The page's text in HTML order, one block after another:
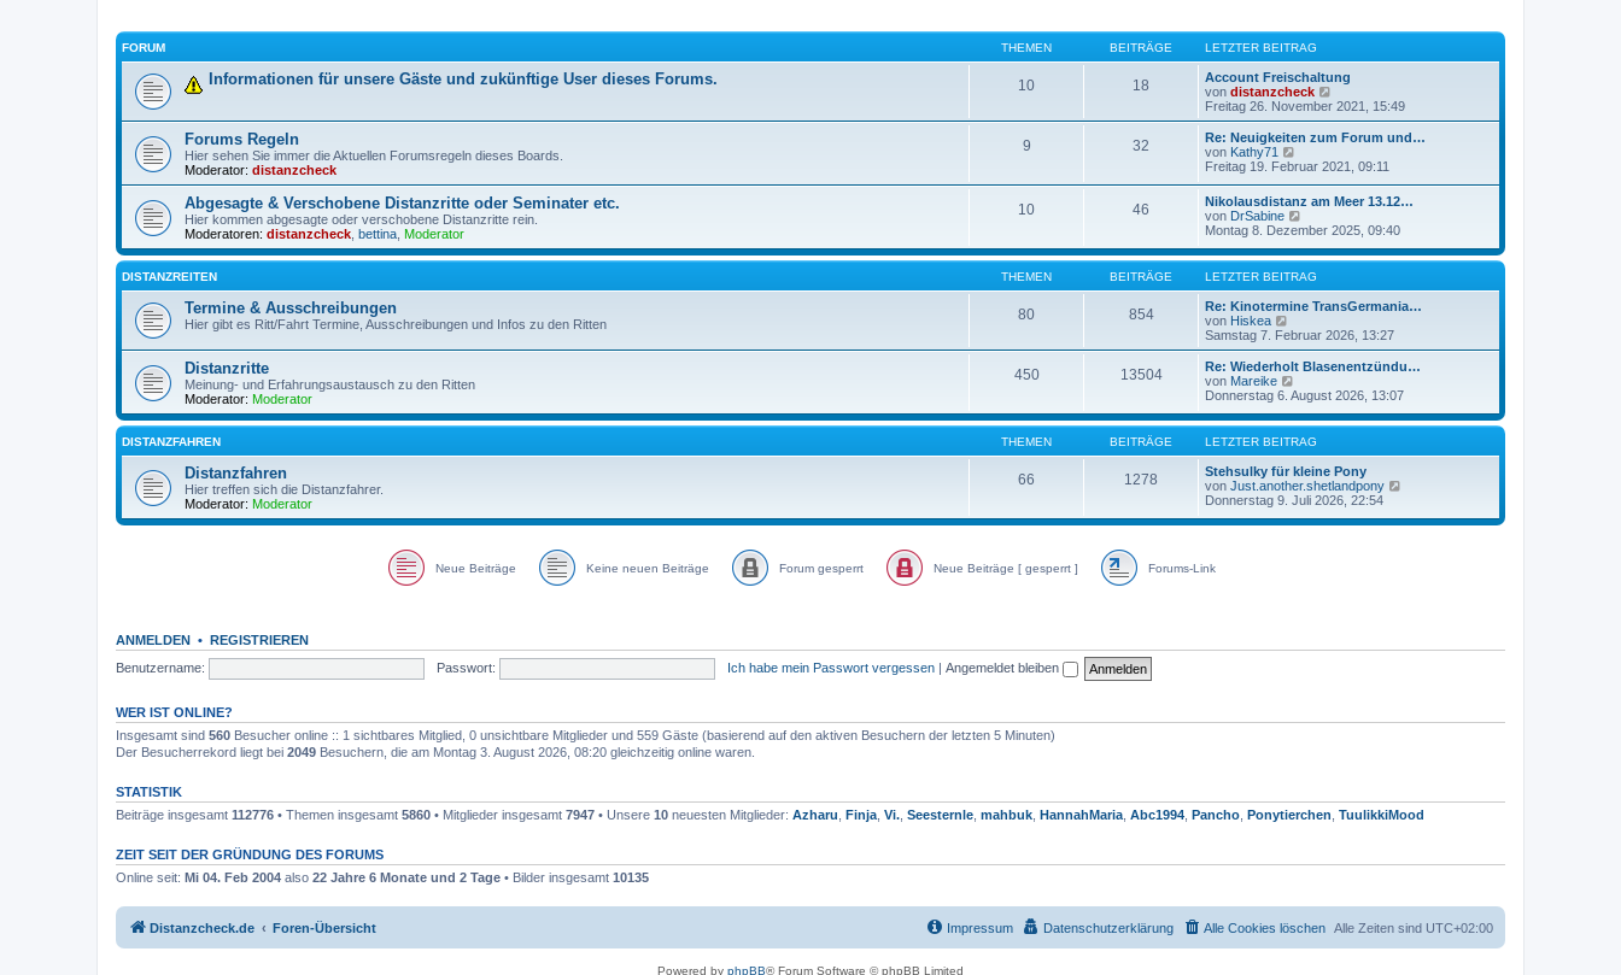
FORUM THEMEN BEITRÄGE LETZTER BEITRAG
Informationen für unsere Gäste und zukünftige User dieses Forums. 10 18
Account Freischaltung
von distanzcheck
e
u
e
t
r
B
i
t
r
g
Freitag 26. November 2021, 15:49
Forums Regeln
Hier sehen Sie immer die Aktuellen Forumsregeln dieses Boards.
Moderator: distanzcheck
9 32
Re: Neuigkeiten zum Forum und…
von Kathy71
e
s
t
e
r
B
e
i
t
a
g
Freitag 19. Februar 2021, 09:11
Abgesagte & Verschobene Distanzritte oder Seminater etc.
Hier kommen abgesagte oder verschobene Distanzritte rein.
Moderatoren: distanzcheck bettina Moderator
10 46
Nikolausdistanz am Meer 13.12…
von DrSabine
e
e
s
e
r
B
e
i
t
a
g
Montag 8. Dezember 2025, 09:40
DISTANZREITEN THEMEN BEITRÄGE LETZTER BEITRAG
Termine & Ausschreibungen
Hier gibt es Ritt/Fahrt Termine, Ausschreibungen und Infos zu den Ritten
80 854
Re: Kinotermine TransGermania…
von Hiskea
e
u
e
s
t
r
B
e
r
a
g
Samstag 7. Februar 2026, 13:27
Distanzritte
Meinung- und Erfahrungsaustausch zu den Ritten
Moderator: Moderator
450 13504
Re: Wiederholt Blasenentzündu…
von Mareike
e
e
s
e
r
B
e
i
Donnerstag 6. August 2026, 13:07
DISTANZFAHREN THEMEN BEITRÄGE LETZTER BEITRAG
Distanzfahren
Hier treffen sich die Distanzfahrer.
Moderator: Moderator
66 1278
Stehsulky für kleine Pony
von Just.another.shetlandpony
e
Donnerstag 9. Juli 2026, 22:54
Neue Beiträge Keine neuen Beiträge Forum gesperrt Neue Beiträge [ gesperrt ] Forums-Link
ANMELDEN • REGISTRIEREN
Benutzername:
Passwort: Ich habe mein Passwort vergessen | Angemeldet bleiben
WER IST ONLINE?
Insgesamt sind 560 Besucher online :: 1 sichtbares Mitglied, 0 unsichtbare Mitglieder und 559 Gäste (basierend auf den aktiven Besuchern der letzten 5 Minuten)
Der Besucherrekord liegt bei 2049 Besuchern, die am Montag 3. August 2026, 08:20 gleichzeitig online waren.
STATISTIK
Beiträge insgesamt 112776 • Themen insgesamt 5860 • Mitglieder insgesamt 7947 • Unsere 10 neuesten Mitglieder: Azharu Finja Vi. Seesternle mahbuk HannahMaria Abc1994 Pancho Ponytierchen TuulikkiMood
ZEIT SEIT DER GRÜNDUNG DES FORUMS
Online seit: Mi 04. Feb 2004 also 22 Jahre 6 Monate und 2 Tage • Bilder insgesamt 10135
Distanzcheck.de Foren-Übersicht Alle Zeiten sind UTC+02:00
Alle Cookies löschen
Datenschutzerklärung
Impressum
Powered by phpBB® Forum Software © phpBB Limited